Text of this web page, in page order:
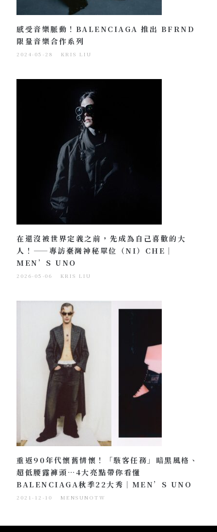
感受音樂脈動！BALENCIAGA 推出 BFRND
限量音樂合作系列
2024-05-28 KRIS LIU
在還沒被世界定義之前，先成為自己喜歡的大
人！——專訪臺灣神秘單位（NI）CHE｜
MEN’S UNO
2026-05-06 KRIS LIU
重返90年代懷舊情懷！「駭客任務」暗黑風格、
超低腰露褲頭…4大亮點帶你看懂
BALENCIAGA秋季22大秀｜MEN’S UNO
2021-12-10 MENSUNOTW